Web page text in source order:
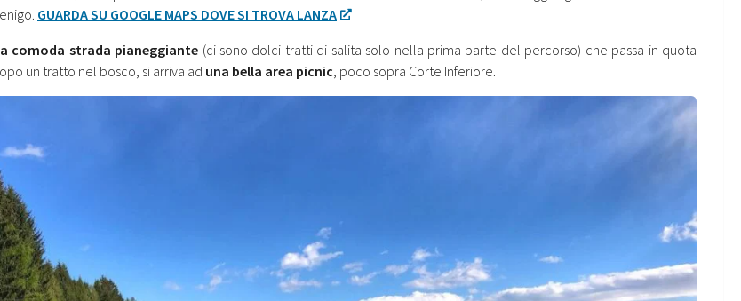
GUARDA SU GOOGLE MAPS DOVE SI TROVA LANZA
comoda strada pianeggiante (ci sono dolci tratti di salita solo nella prima parte del percorso) che passa in quota
un tratto nel bosco, si arriva ad una bella area picnic, poco sopra Corte Inferiore.